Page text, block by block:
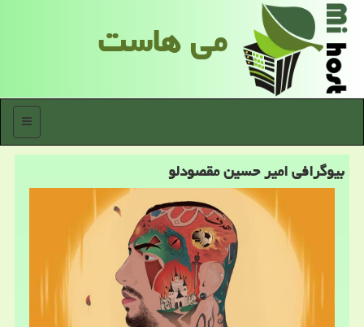
می هاست
منو
بیوگرافی امیر حسین مقصودلو